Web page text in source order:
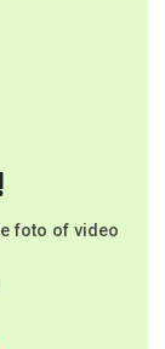
foto of video